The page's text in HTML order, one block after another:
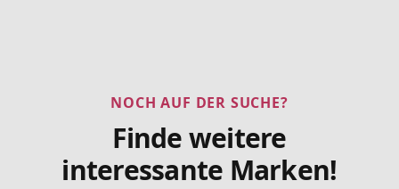
NOCH AUF DER SUCHE?
Finde weitere
interessante Marken!